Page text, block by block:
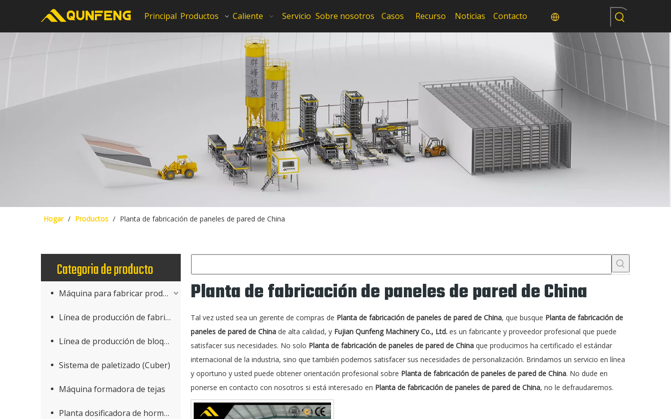
Principal Productos Caliente Servicio Sobre nosotros Casos Recurso Noticias Contacto
Hogar / Productos / Planta de fabricación de paneles de pared de China
Categoria de producto
Máquina para fabricar productos de hormigón
Línea de producción de fabricación de bloques
Línea de producción de bloques AAC
Sistema de paletizado (Cuber)
Máquina formadora de tejas
Planta dosificadora de hormigón
Planta de fabricación de paneles de pared de China
Tal vez usted sea un gerente de compras de Planta de fabricación de paneles de pared de China, que busque Planta de fabricación de
paneles de pared de China de alta calidad, y Fujian Qunfeng Machinery Co., Ltd. es un fabricante y proveedor profesional que puede
satisfacer sus necesidades. No solo Planta de fabricación de paneles de pared de China que producimos ha certificado el estándar
internacional de la industria, sino que también podemos satisfacer sus necesidades de personalización. Brindamos un servicio en línea
y oportuno y usted puede obtener orientación profesional sobre Planta de fabricación de paneles de pared de China. No dude en
ponerse en contacto con nosotros si está interesado en Planta de fabricación de paneles de pared de China, no le defraudaremos.